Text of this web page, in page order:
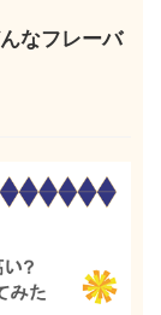
なフレーバ